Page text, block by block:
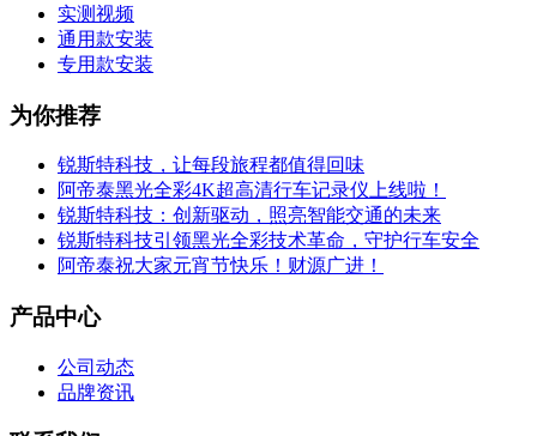
实测视频
通用款安装
专用款安装
为你推荐
锐斯特科技，让每段旅程都值得回味
阿帝泰黑光全彩4K超高清行车记录仪上线啦！
锐斯特科技：创新驱动，照亮智能交通的未来
锐斯特科技引领黑光全彩技术革命，守护行车安全
阿帝泰祝大家元宵节快乐！财源广进！
产品中心
公司动态
品牌资讯